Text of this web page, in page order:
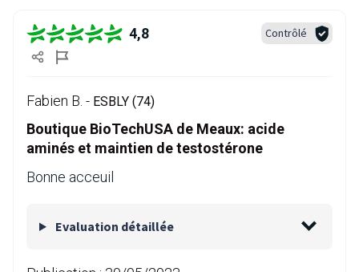
4,8 Contrôlé
Fabien B. - ESBLY (74)
Boutique BioTechUSA de Meaux: acide
aminés et maintien de testostérone
Bonne acceuil
Evaluation détaillée